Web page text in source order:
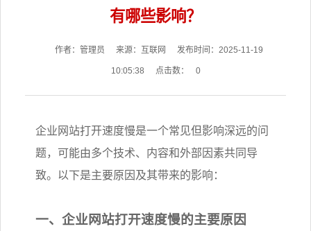
有哪些影响？
作者：管理员 来源：互联网 发布时间：2025-11-19
10:05:38 点击数： 0
企业网站打开速度慢是一个常见但影响深远的问
题，可能由多个技术、内容和外部因素共同导
致。以下是主要原因及其带来的影响：
一、企业网站打开速度慢的主要原因